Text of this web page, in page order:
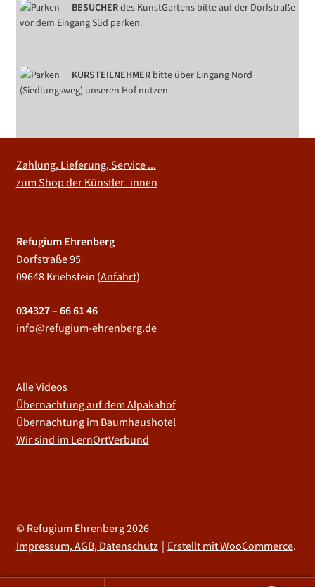
BESUCHERdes KunstGartens bitte auf der Dorfstraße
vor dem Eingang Süd parken.
KURSTEILNEHMERbitte über Eingang Nord
(Siedlungsweg) unseren Hof nutzen.
Zahlung, Lieferung, Service ...
zum Shop der Künstler_innen
Refugium Ehrenberg
Dorfstraße 95
09648 Kriebstein (Anfahrt)
034327 – 66 61 46
info@refugium-ehrenberg.de
Alle Videos
Übernachtung auf dem Alpakahof
Übernachtung im Baumhaushotel
Wir sind im LernOrtVerbund
© Refugium Ehrenberg 2026
Impressum, AGB, Datenschutz
Erstellt mit WooCommerce.